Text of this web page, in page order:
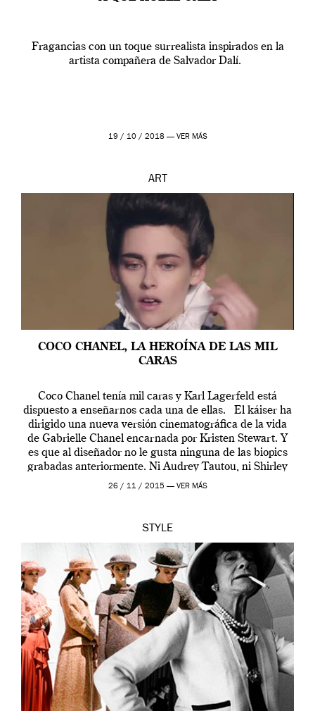
Fragancias con un toque surrealista inspirados en la
artista compañera de Salvador Dalí.
19 / 10 / 2018 — VER MÁS
ART
COCO CHANEL, LA HEROÍNA DE LAS MIL
CARAS
Coco Chanel tenía mil caras y Karl Lagerfeld está
dispuesto a enseñarnos cada una de ellas. El káiser ha
dirigido una nueva versión cinematográfica de la vida
de Gabrielle Chanel encarnada por Kristen Stewart. Y
es que al diseñador no le gusta ninguna de las biopics
grabadas anteriormente. Ni Audrey Tautou, ni Shirley
McLaine ni ninguna otra. A él […]
26 / 11 / 2015 — VER MÁS
STYLE